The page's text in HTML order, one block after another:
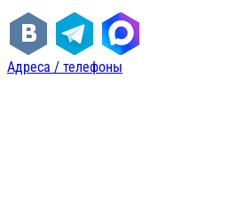
Адреса / телефоны